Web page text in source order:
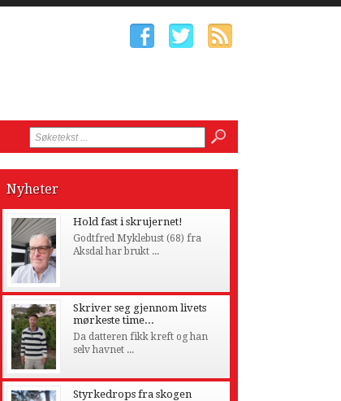
Nyheter
Hold fast i skrujernet!
Godtfred Myklebust (68) fra
Aksdal har brukt ...
Skriver seg gjennom livets
mørkeste time...
Da datteren fikk kreft og han
selv havnet ...
Styrkedrops fra skogen